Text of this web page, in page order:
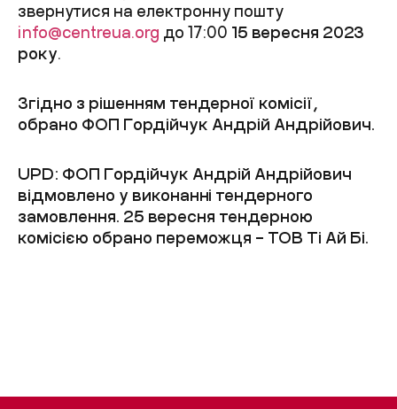
звернутися на електронну пошту
info@centreua.org до 17:00 15 вересня 2023
року.
Згідно з рішенням тендерної комісії,
обрано ФОП Гордійчук Андрій Андрійович.
UPD: ФОП Гордійчук Андрій Андрійович
відмовлено у виконанні тендерного
замовлення. 25 вересня тендерною
комісією обрано переможця – ТОВ Ті Ай Бі.